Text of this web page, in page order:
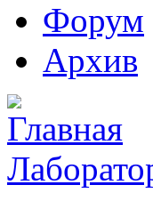
Форум
Архив